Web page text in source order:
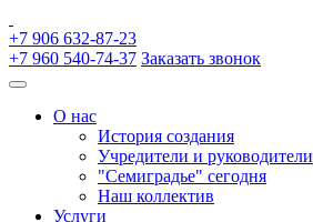
+7 906 632-87-23
+7 960 540-74-37 Заказать звонок
О нас
История создания
Учредители и руководители
"Семиградье" сегодня
Наш коллектив
Услуги